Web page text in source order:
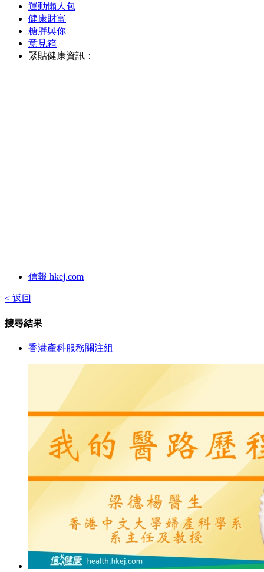
運動懶人包
健康財富
糖胖與你
意見箱
緊貼健康資訊：
信報 hkej.com
< 返回
搜尋結果
香港產科服務關注組